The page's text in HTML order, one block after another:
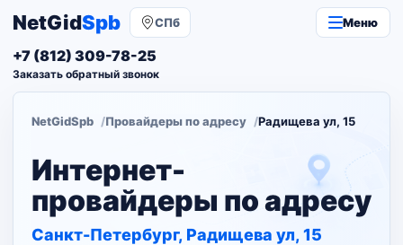
NetGidSpb СПб Меню
+7 (812) 309-78-25
Заказать обратный звонок
NetGidSpb Провайдеры по адресу Радищева ул, 15
Интернет-
провайдеры по адресу
Санкт-Петербург, Радищева ул, 15